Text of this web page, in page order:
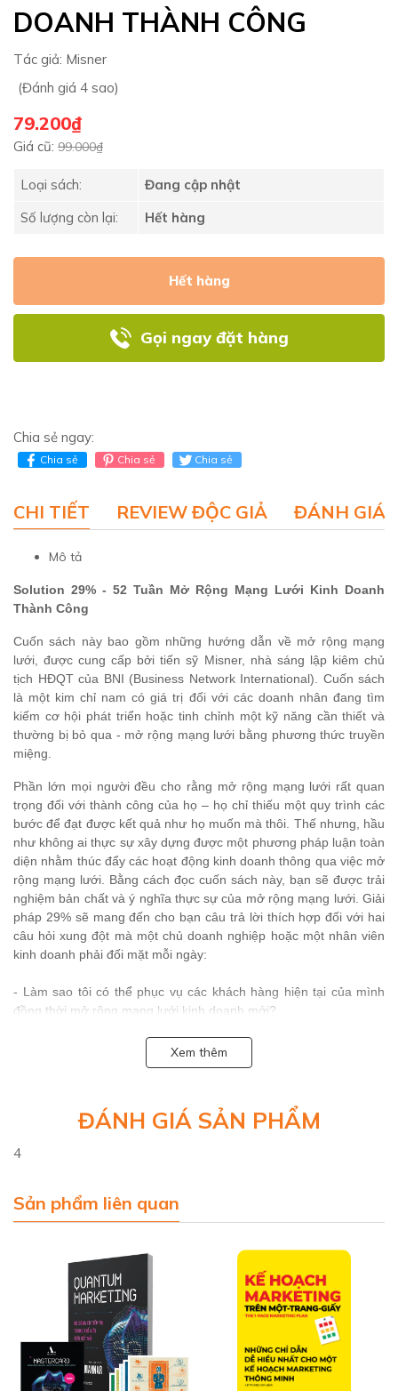
DOANH THÀNH CÔNG
Tác giả: Misner
(Đánh giá 4 sao)
79.200₫
Giá cũ: 99.000₫
Loại sách:
Đang cập nhật
Số lượng còn lại:
Hết hàng
Hết hàng
Gọi ngay đặt hàng
Chia sẻ ngay:
Chia sẻ Chia sẻ Chia sẻ
CHI TIẾT REVIEW ĐỘC GIẢ ĐÁNH GIÁ
Mô tả
Solution 29% - 52 Tuần Mở Rộng Mạng Lưới Kinh Doanh
Thành Công
Cuốn sách này bao gồm những hướng dẫn về mở rộng mạng
lưới, được cung cấp bởi tiến sỹ Misner, nhà sáng lập kiêm chủ
tịch HĐQT của BNI (Business Network International). Cuốn sách
là một kim chỉ nam có giá trị đối với các doanh nhân đang tìm
kiếm cơ hội phát triển hoặc tinh chỉnh một kỹ năng cần thiết và
thường bị bỏ qua - mở rộng mạng lưới bằng phương thức truyền
miệng.
Phần lớn mọi người đều cho rằng mở rộng mạng lưới rất quan
trọng đối với thành công của họ – họ chỉ thiếu một quy trình các
bước để đạt được kết quả như họ muốn mà thôi. Thế nhưng, hầu
như không ai thực sự xây dựng được một phương pháp luận toàn
diện nhằm thúc đẩy các hoạt động kinh doanh thông qua việc mở
rộng mạng lưới. Bằng cách đọc cuốn sách này, bạn sẽ được trải
nghiệm bản chất và ý nghĩa thực sự của mở rộng mạng lưới. Giải
pháp 29% sẽ mang đến cho bạn câu trả lời thích hợp đối với hai
câu hỏi xung đột mà một chủ doanh nghiệp hoặc một nhân viên
kinh doanh phải đối mặt mỗi ngày:
- Làm sao tôi có thể phục vụ các khách hàng hiện tại của mình
đồng thời mở rộng mạng lưới kinh doanh mới?
- Tôi nên đặt giá trị cao hơn vào khách hàng hiện tại hay khách
thiện doanh nghiệp của bạn thông qua kỹ năng mở rộng mạng
phương thức mở rộng mạng lưới bằng truyền miệng, đây là một
Xem thêm
ĐÁNH GIÁ SẢN PHẨM
4
Sản phẩm liên quan